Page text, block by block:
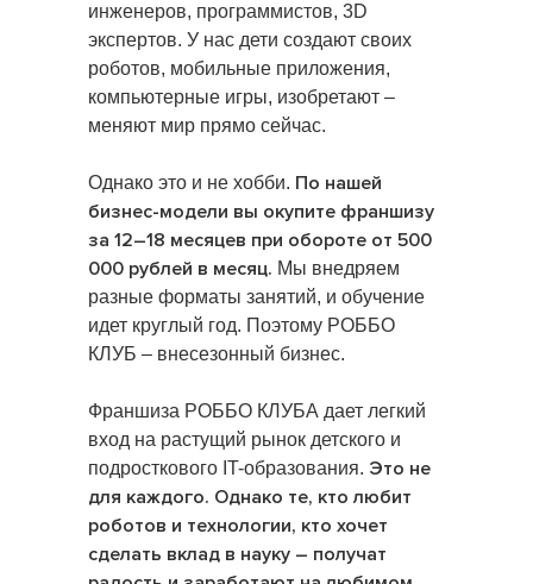
инженеров, программистов, 3D
экспертов. У нас дети создают своих
роботов, мобильные приложения,
компьютерные игры, изобретают –
меняют мир прямо сейчас.
Однако это и не хобби. По нашей
бизнес-модели вы окупите франшизу
за 12–18 месяцев при обороте от 500
000 рублей в месяц. Мы внедряем
разные форматы занятий, и обучение
идет круглый год. Поэтому РОББО
КЛУБ – внесезонный бизнес.
Франшиза РОББО КЛУБА дает легкий
вход на растущий рынок детского и
подросткового IT-образования. Это не
для каждого. Однако те, кто любит
роботов и технологии, кто хочет
сделать вклад в науку – получат